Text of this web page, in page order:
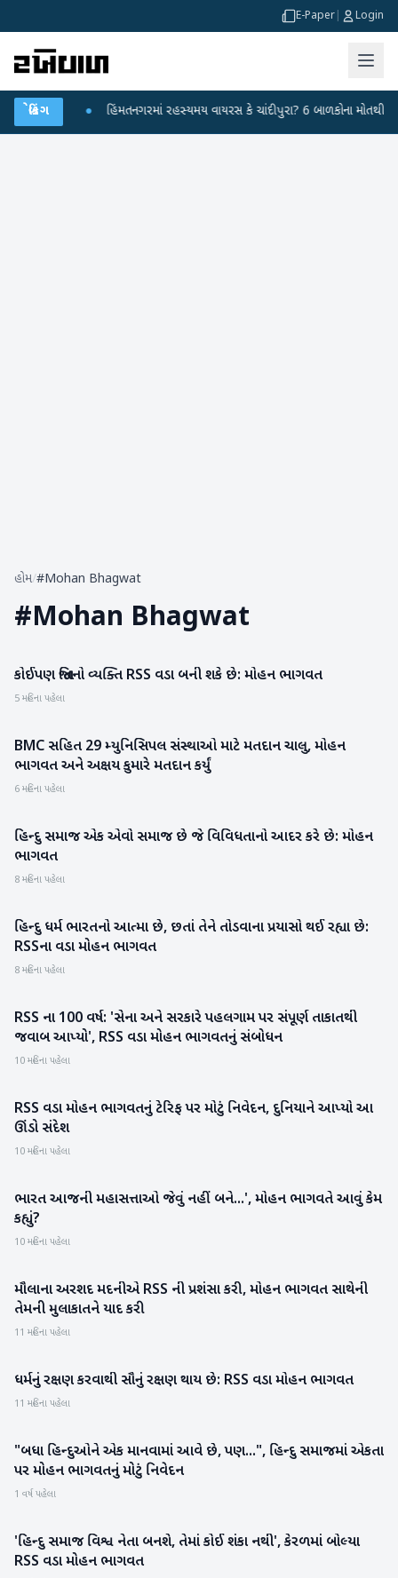
E-Paper Login
બ્રેકિંગ
કર્યા હિંમતનગરમાં રહસ્યમય વાયરસ કે ચાંદીપુરા? 6 બાળકોના મોતથી ફફડાટ
હોમ/#Mohan Bhagwat
#Mohan Bhagwat
રાષ્ટ્રીય
કોઈપણ જાતિનો વ્યક્તિ RSS વડા બની શકે છે: મોહન ભાગવત
5 મહિના પહેલા
રાજકારણ
BMC સહિત 29 મ્યુનિસિપલ સંસ્થાઓ માટે મતદાન ચાલુ, મોહન
ભાગવત અને અક્ષય કુમારે મતદાન કર્યું
6 મહિના પહેલા
રાષ્ટ્રીય
હિન્દુ સમાજ એક એવો સમાજ છે જે વિવિધતાનો આદર કરે છે: મોહન
ભાગવત
8 મહિના પહેલા
રાષ્ટ્રીય
હિન્દુ ધર્મ ભારતનો આત્મા છે, છતાં તેને તોડવાના પ્રયાસો થઈ રહ્યા છે:
RSSના વડા મોહન ભાગવત
8 મહિના પહેલા
રાષ્ટ્રીય
RSS ના 100 વર્ષ: 'સેના અને સરકારે પહલગામ પર સંપૂર્ણ તાકાતથી
જવાબ આપ્યો', RSS વડા મોહન ભાગવતનું સંબોધન
10 મહિના પહેલા
રાષ્ટ્રીય
RSS વડા મોહન ભાગવતનું ટેરિફ પર મોટું નિવેદન, દુનિયાને આપ્યો આ
ઊંડો સંદેશ
10 મહિના પહેલા
રાષ્ટ્રીય
ભારત આજની મહાસત્તાઓ જેવું નહીં બને...', મોહન ભાગવતે આવું કેમ
કહ્યું?
10 મહિના પહેલા
રાષ્ટ્રીય
મૌલાના અરશદ મદનીએ RSS ની પ્રશંસા કરી, મોહન ભાગવત સાથેની
તેમની મુલાકાતને યાદ કરી
11 મહિના પહેલા
રાષ્ટ્રીય
ધર્મનું રક્ષણ કરવાથી સૌનું રક્ષણ થાય છે: RSS વડા મોહન ભાગવત
11 મહિના પહેલા
રાષ્ટ્રીય
"બધા હિન્દુઓને એક માનવામાં આવે છે, પણ...", હિન્દુ સમાજમાં એકતા
પર મોહન ભાગવતનું મોટું નિવેદન
1 વર્ષ પહેલા
રાષ્ટ્રીય
'હિન્દુ સમાજ વિશ્વ નેતા બનશે, તેમાં કોઈ શંકા નથી', કેરળમાં બોલ્યા
RSS વડા મોહન ભાગવત